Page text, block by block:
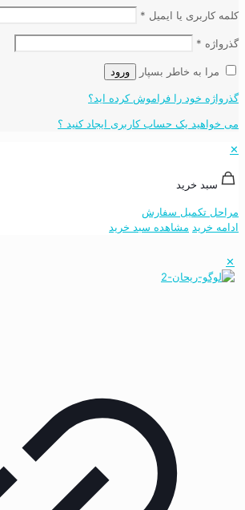
کلمه کاربری یا ایمیل *
گذرواژه *
مرا به خاطر بسپار ورود
گذرواژه خود را فراموش کرده اید؟
می خواهید یک حساب کاربری ایجاد کنید ؟
✕
سبد خرید
مراحل تکمیل سفارش
ادامه خرید مشاهده سبد خرید
✕